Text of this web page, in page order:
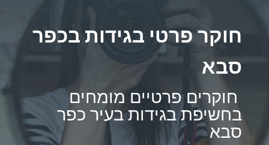
חוקר פרטי בגידות בכפר
סבא
חוקרים פרטיים מומחים
בחשיפת בגידות בעיר כפר
סבא